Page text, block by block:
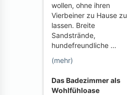
wollen, ohne ihren
Vierbeiner zu Hause zu
lassen. Breite
Sandstrände,
hundefreundliche …
(mehr)
Das Badezimmer als
Wohlfühloase